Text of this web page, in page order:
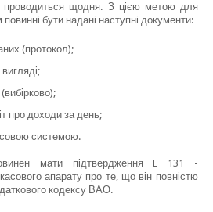
проводиться щодня. З цією метою для
повинні бути надані наступні документи:
(протокол);
про доходи за день;
системою.
мати підтвердження E 131 -
апарату про те, що він повністю
кодексу ВАО.